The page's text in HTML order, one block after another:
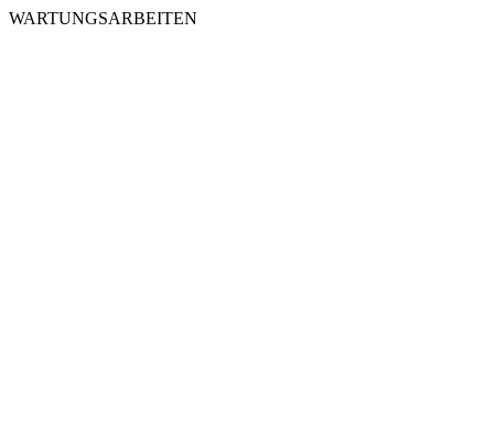
WARTUNGSARBEITEN